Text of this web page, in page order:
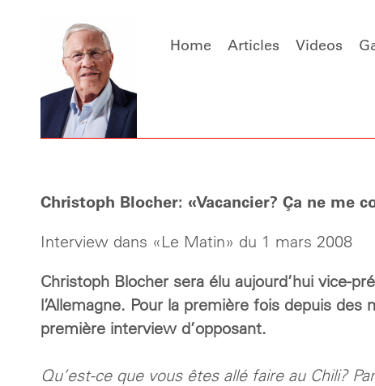
Home Articles Videos
Christoph Blocher: «Vacancier? Ça ne me
Interview dans «Le Matin» du 1 mars 2008
Christoph Blocher sera élu aujourd’hui vice-
l’Allemagne. Pour la première fois depuis des
première interview d’opposant.
Qu’est-ce que vous êtes allé faire au Chili?